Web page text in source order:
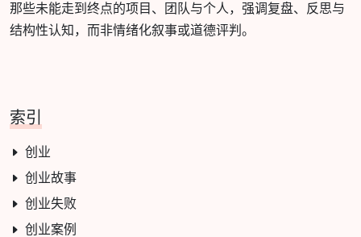
那些未能走到终点的项目、团队与个人，强调复盘、反思与
结构性认知，而非情绪化叙事或道德评判。
索引
创业
创业故事
创业失败
创业案例